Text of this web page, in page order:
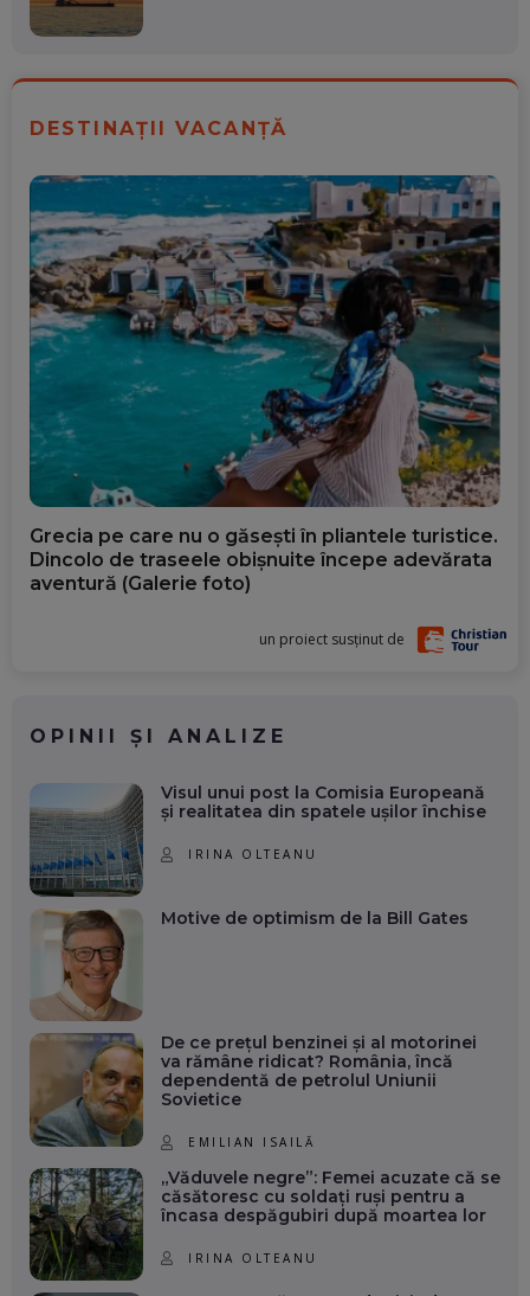
DESTINAȚII VACANȚĂ
Grecia pe care nu o găsești în pliantele turistice.
Dincolo de traseele obișnuite începe adevărata
aventură (Galerie foto)
un proiect susținut de
OPINII ȘI ANALIZE
Visul unui post la Comisia Europeană
și realitatea din spatele ușilor închise
IRINA OLTEANU
Motive de optimism de la Bill Gates
De ce prețul benzinei și al motorinei
va rămâne ridicat? România, încă
dependentă de petrolul Uniunii
Sovietice
EMILIAN ISAILĂ
„Văduvele negre”: Femei acuzate că se
căsătoresc cu soldați ruși pentru a
încasa despăgubiri după moartea lor
IRINA OLTEANU